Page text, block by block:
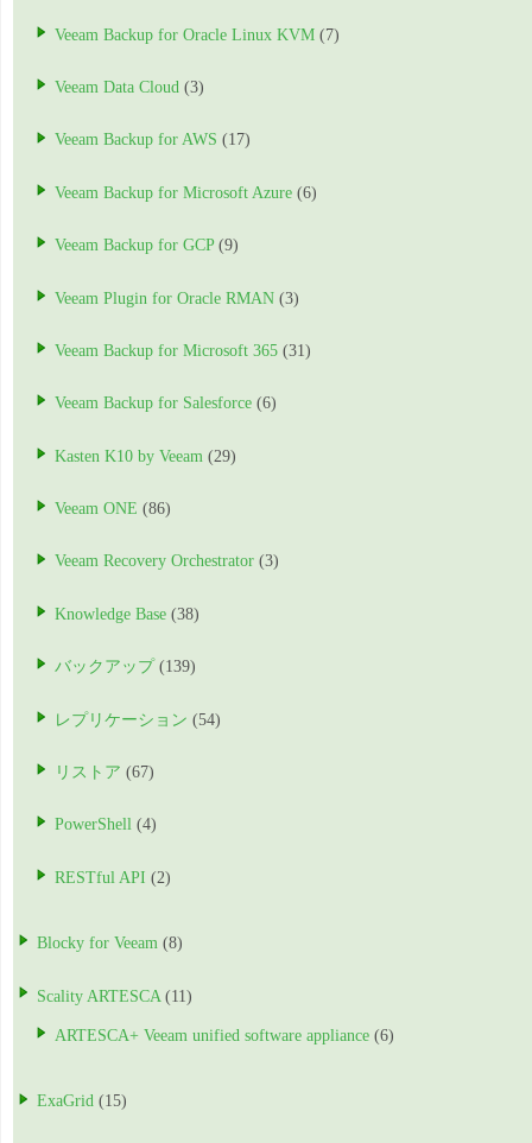
Veeam Backup for Oracle Linux KVM (7)
Veeam Data Cloud (3)
Veeam Backup for AWS (17)
Veeam Backup for Microsoft Azure (6)
Veeam Backup for GCP(9)
Veeam Plugin for Oracle RMAN (3)
Veeam Backup for Microsoft 365 (31)
Veeam Backup for Salesforce (6)
Kasten K10 by Veeam (29)
Veeam ONE (86)
Veeam Recovery Orchestrator (3)
Knowledge Base (38)
バックアップ (139)
レプリケーション (54)
リストア (67)
PowerShell (4)
RESTful API (2)
Blocky for Veeam (8)
Scality ARTESCA (11)
ARTESCA+ Veeam unified software appliance (6)
ExaGrid (15)